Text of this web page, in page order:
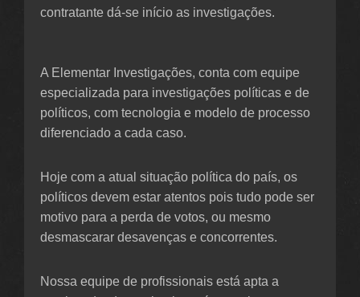
contratante dá-se início as investigações.
A Elementar Investigações, conta com equipe
especializada para investigações políticas e de
políticos, com tecnologia e modelo de processo
diferenciado a cada caso.
Hoje com a atual situação política do país, os
políticos devem estar atentos pois tudo pode ser
motivo para a perda de votos, ou mesmo
desmascarar desavenças e concorrentes.
Nossa equipe de profissionais está apta a